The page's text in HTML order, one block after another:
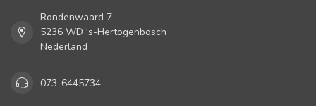
Rondenwaard 7
5236 WD 's-Hertogenbosch
Nederland
073-6445734